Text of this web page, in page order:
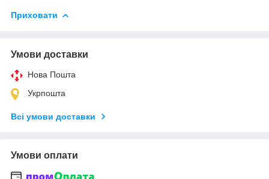
Приховати
Умови доставки
Нова Пошта
Укрпошта
Всі умови доставки
Умови оплати